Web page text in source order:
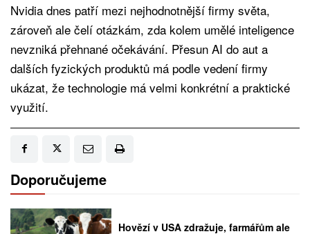
Nvidia dnes patří mezi nejhodnotnější firmy světa,
zároveň ale čelí otázkám, zda kolem umělé inteligence
nevzniká přehnané očekávání. Přesun AI do aut a
dalších fyzických produktů má podle vedení firmy
ukázat, že technologie má velmi konkrétní a praktické
využití.
Doporučujeme
Hovězí v USA zdražuje, farmářům ale